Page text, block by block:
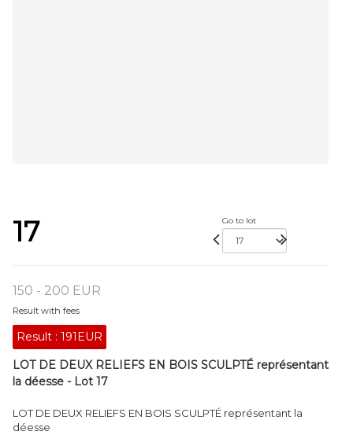
17 Go to lot
150 - 200 EUR
Result with fees
Result : 191EUR
LOT DE DEUX RELIEFS EN BOIS SCULPTÉ représentant
la déesse - Lot 17
LOT DE DEUX RELIEFS EN BOIS SCULPTÉ représentant la
déesse